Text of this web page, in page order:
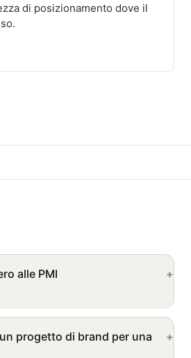
di posizionamento dove il
alle PMI
progetto di brand per una